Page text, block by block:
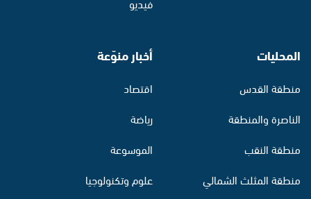
المحليات
منطقة القدس
الناصرة والمنطقة
منطقة النقب
منطقة المثلث الشمالي
أخبار منوّعة
اقتصاد
رياضة
الموسوعة
علوم وتكنولوجيا